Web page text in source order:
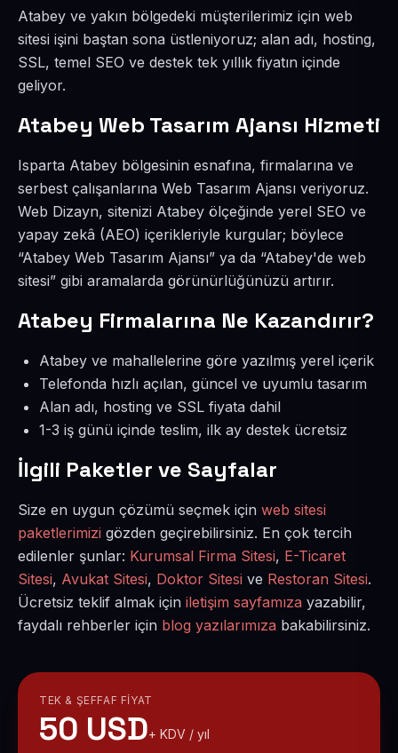
Atabey ve yakın bölgedeki müşterilerimiz için web
sitesi işini baştan sona üstleniyoruz; alan adı, hosting,
SSL, temel SEO ve destek tek yıllık fiyatın içinde
geliyor.
Atabey Web Tasarım Ajansı Hizmeti
Isparta Atabey bölgesinin esnafına, firmalarına ve
serbest çalışanlarına Web Tasarım Ajansı veriyoruz.
Web Dizayn, sitenizi Atabey ölçeğinde yerel SEO ve
yapay zekâ (AEO) içerikleriyle kurgular; böylece
“Atabey Web Tasarım Ajansı” ya da “Atabey'de web
sitesi” gibi aramalarda görünürlüğünüzü artırır.
Atabey Firmalarına Ne Kazandırır?
Atabey ve mahallelerine göre yazılmış yerel içerik
Telefonda hızlı açılan, güncel ve uyumlu tasarım
Alan adı, hosting ve SSL fiyata dahil
1-3 iş günü içinde teslim, ilk ay destek ücretsiz
İlgili Paketler ve Sayfalar
Size en uygun çözümü seçmek için web sitesi
paketlerimizi gözden geçirebilirsiniz. En çok tercih
edilenler şunlar: Kurumsal Firma Sitesi, E-Ticaret
Sitesi, Avukat Sitesi, Doktor Sitesi ve Restoran Sitesi.
Ücretsiz teklif almak için iletişim sayfamıza yazabilir,
faydalı rehberler için blog yazılarımıza bakabilirsiniz.
TEK & ŞEFFAF FIYAT
50 USD+ KDV / yıl